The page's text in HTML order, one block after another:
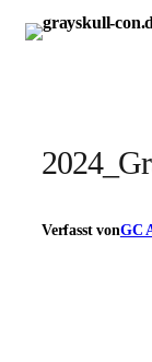
Zum
Inhalt
Verfasst vonGC